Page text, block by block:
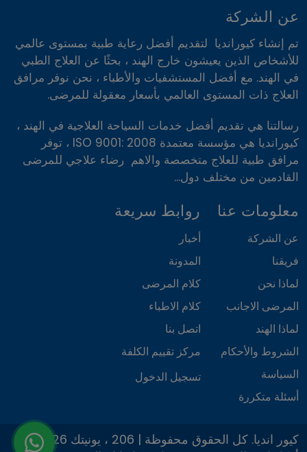
عن الشركة
تم إنشاء كيورانديا لتقديم أفضل رعاية طبية بمستوى عالمي
للأشخاص الذين يعيشون خارج الهند ، بحثًا عن العلاج الطبي
في الهند. مع أفضل المستشفيات والأطباء ، نحن نوفر مرافق
العلاج ذات المستوى العالمي بأسعار معقولة للمرضى.
رسالتنا هي تقديم أفضل خدمات السياحة العلاجية في الهند ،
كيورانديا هي مؤسسة معتمدة ISO 9001: 2008 ، توفر
مرافق طبية للعلاج متخصصة والاهم رضاء علاجي للمرضى
القادمين من مختلف دول...
معلومات عنا
عن الشركة
فريقنا
لماذا نحن
المرضى الاجانب
لماذا الهند
الشروط والأحكام
السياسة
أسئلة متكررة
روابط سريعة
أخبار
المدونة
كلام المرضى
كلام الاطباء
اتصل بنا
مركز تقييم الكلفة
تسجيل الدخول
© 2026 كيور انديا. كل الحقوق محفوظة | 206 ، يونيتك